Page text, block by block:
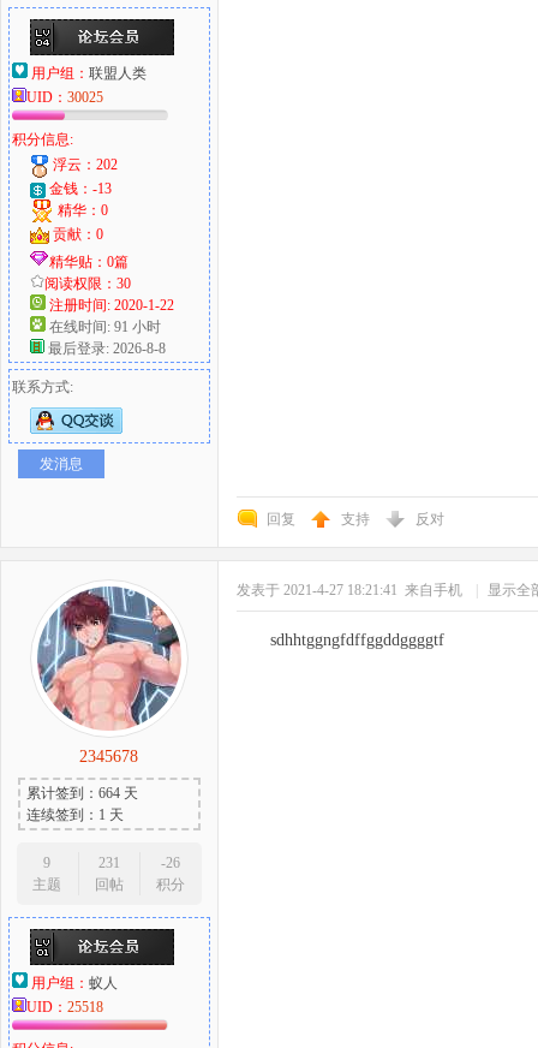
用户组： 联盟人类
UID： 30025
积分信息:
浮云：202
金钱：-13
精华：0
贡献：0
精华贴：0篇
阅读权限：30
注册时间: 2020-1-22
在线时间: 91 小时
最后登录: 2026-8-8
联系方式:
发消息
回复 支持 反对
2345678
累计签到：664 天
连续签到：1 天
9
主题
231
回帖
-26
积分
用户组： 蚁人
UID： 25518
发表于 2021-4-27 18:21:41 来自手机 显示全
sdhhtggngfdffggddggggtf